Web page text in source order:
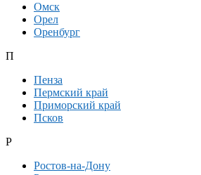
Омск
Орел
Оренбург
П
Пенза
Пермский край
Приморский край
Псков
Р
Ростов-на-Дону